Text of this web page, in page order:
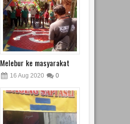
Melebur ke masyarakat
16 Aug 2020 0